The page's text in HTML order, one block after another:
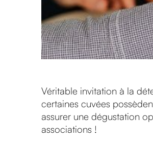
Véritable invitation à la
certaines cuvées
assurer une dégustation
associations !